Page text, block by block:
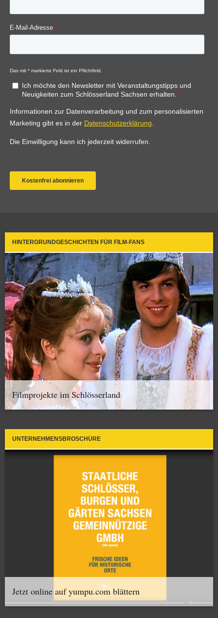
HINTERGRUNDGESCHICHTEN FÜR FILM-FANS
Filmprojekte im Schlösserland
UNTERNEHMENSBROSCHÜRE
Jetzt online auf yumpu.com blättern